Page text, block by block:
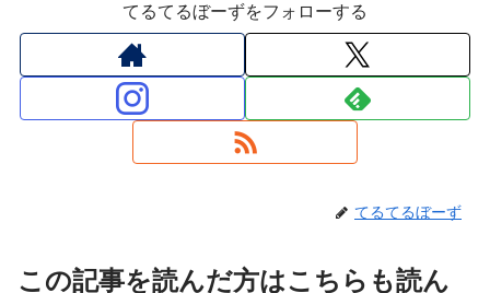
てるてるぼーずをフォローする
てるてるぼーず
この記事を読んだ方はこちらも読ん